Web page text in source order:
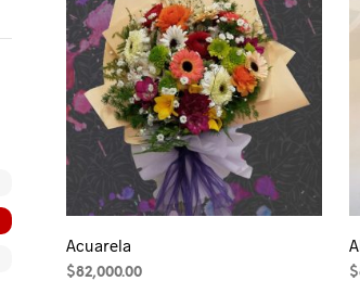
Acuarela
$82,000.00 $